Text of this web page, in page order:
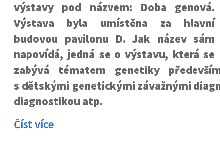
výstavy pod názvem: Doba genová.
Výstava byla umístěna za hlavní
budovou pavilonu D. Jak název sám
napovídá, jedná se o výstavu, která se
zabývá tématem genetiky
s dětskými genetickými závažnými
diagnostikou atp.
Číst více